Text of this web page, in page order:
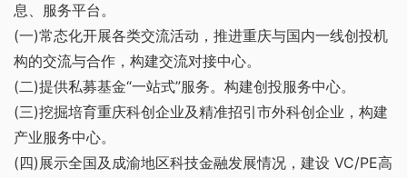
息、服务平台。
(一)常态化开展各类交流活动，推进重庆与国内一线创投机
构的交流与合作，构建交流对接中心。
(二)提供私募基金“一站式”服务。构建创投服务中心。
(三)挖掘培育重庆科创企业及精准招引市外科创企业，构建
产业服务中心。
(四)展示全国及成渝地区科技金融发展情况，建设 VC/PE高